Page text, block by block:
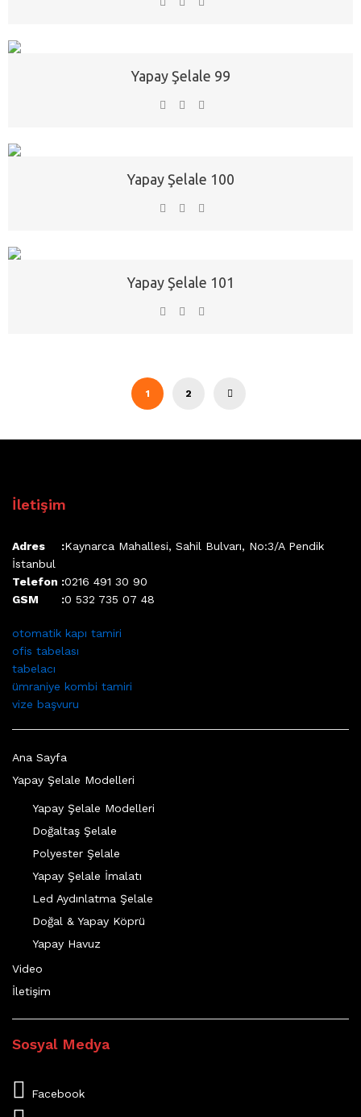
Yapay Şelale 99
Yapay Şelale 100
Yapay Şelale 101
1 2
İletişim
Adres :Kaynarca Mahallesi, Sahil Bulvarı, No:3/A Pendik
İstanbul
Telefon :0216 491 30 90
GSM :0 532 735 07 48
otomatik kapı tamiri
ofis tabelası
tabelacı
ümraniye kombi tamiri
vize başvuru
Ana Sayfa
Yapay Şelale Modelleri
Yapay Şelale Modelleri
Doğaltaş Şelale
Polyester Şelale
Yapay Şelale İmalatı
Led Aydınlatma Şelale
Doğal & Yapay Köprü
Yapay Havuz
Video
İletişim
Sosyal Medya
Facebook